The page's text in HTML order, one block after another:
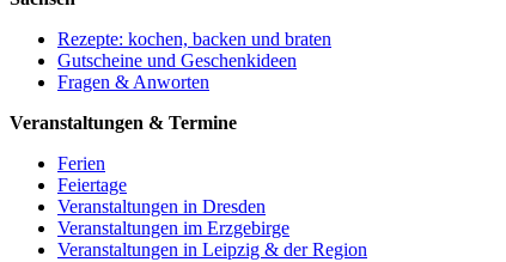
Rezepte: kochen, backen und braten
Gutscheine und Geschenkideen
Fragen & Anworten
Veranstaltungen & Termine
Ferien
Feiertage
Veranstaltungen in Dresden
Veranstaltungen im Erzgebirge
Veranstaltungen in Leipzig & der Region